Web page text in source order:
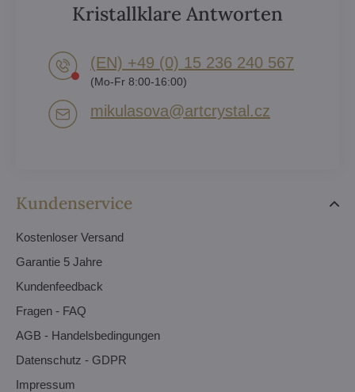
Kundenservice
Kostenloser Versand
Garantie 5 Jahre
Kundenfeedback
Fragen - FAQ
AGB - Handelsbedingungen
Datenschutz - GDPR
Impressum
Kristallklare Antworten
(EN) +49 (0) 15 236 240 567
(Mo-Fr 8:00-16:00)
mikulasova​@artcrystal​.cz